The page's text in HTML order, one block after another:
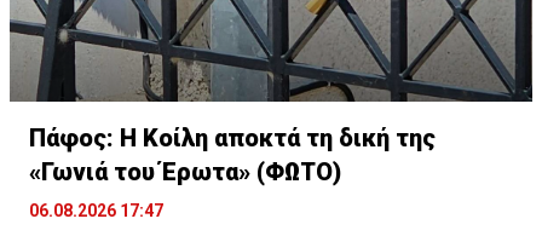
Πάφος: Η Κοίλη αποκτά τη δική της
«Γωνιά του Έρωτα» (ΦΩΤΟ)
06.08.2026 17:47